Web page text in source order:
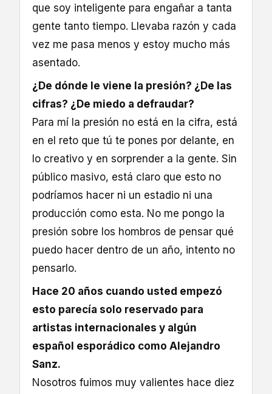
que soy inteligente para engañar a tanta
gente tanto tiempo. Llevaba razón y cada
vez me pasa menos y estoy mucho más
asentado.
¿De dónde le viene la presión? ¿De las
cifras? ¿De miedo a defraudar?
Para mí la presión no está en la cifra, está
en el reto que tú te pones por delante, en
lo creativo y en sorprender a la gente. Sin
público masivo, está claro que esto no
podríamos hacer ni un estadio ni una
producción como esta. No me pongo la
presión sobre los hombros de pensar qué
puedo hacer dentro de un año, intento no
pensarlo.
Hace 20 años cuando usted empezó
esto parecía solo reservado para
artistas internacionales y algún
español esporádico como Alejandro
Sanz.
Nosotros fuimos muy valientes hace diez